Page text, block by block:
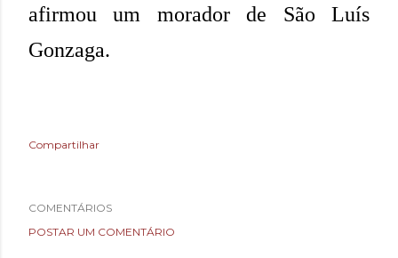
afirmou um morador de São Luís
Gonzaga.
Compartilhar
COMENTÁRIOS
POSTAR UM COMENTÁRIO